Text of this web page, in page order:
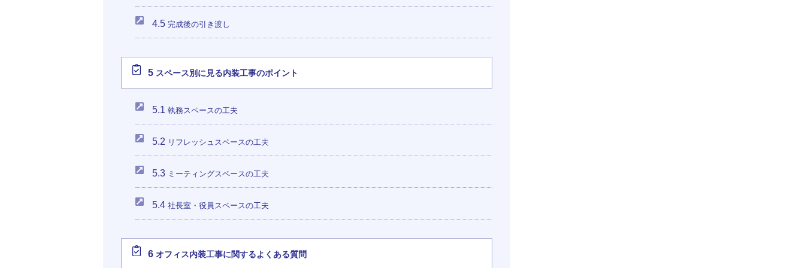
4.5 完成後の引き渡し
5 スペース別に見る内装工事のポイント
5.1 執務スペースの工夫
5.2 リフレッシュスペースの工夫
5.3 ミーティングスペースの工夫
5.4 社長室・役員スペースの工夫
6 オフィス内装工事に関するよくある質問